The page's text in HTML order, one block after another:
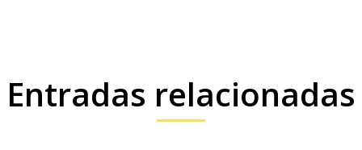
Entradas relacionadas